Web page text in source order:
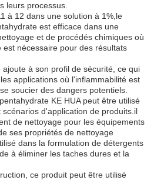
leurs processus.
à 12 dans une solution à 1%,le
est efficace dans une
et de procédés chimiques où
est nécessaire pour des résultats
à son profil de sécurité, ce qui
applications où l'inflammabilité est
soucier des dangers potentiels.
KE HUA peut être utilisé
d'application de produits.il
de nettoyage pour les équipements
ses propriétés de nettoyage
dans la formulation de détergents
à éliminer les taches dures et la
ce produit peut être utilisé